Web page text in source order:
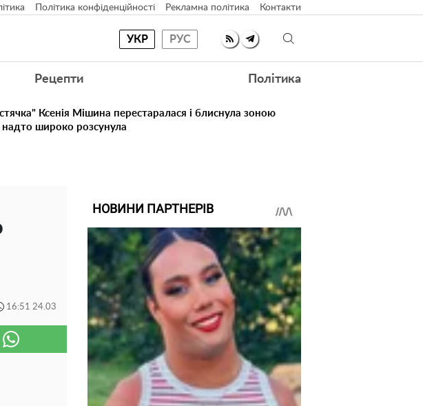
Політика конфіденційності Рекламна політика Контакти
УКР РУС
Рецепти Політика
Ксенія Мішина перестаралася і блиснула зоною
надто широко розсунула
16:51 24.03
НОВИНИ ПАРТНЕРІВ